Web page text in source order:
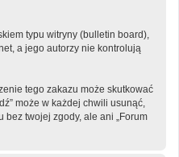
typu witryny (bulletin board),
a jego autorzy nie kontrolują
tego zakazu może skutkować
może w każdej chwili usunąć,
twojej zgody, ale ani „Forum